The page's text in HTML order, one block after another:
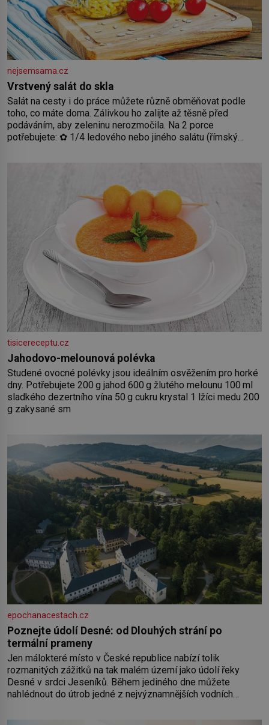
nejsemsama.cz
Vrstvený salát do skla
Salát na cesty i do práce můžete různě obměňovat podle
toho, co máte doma. Zálivkou ho zalijte až těsně před
podáváním, aby zeleninu nerozmočila. Na 2 porce
potřebujete: ✿ 1/4 ledového nebo jiného salátu (římský
2 rajčata Zálivka: ✿ 4 lžíce olivového oleje ✿ 1 lžíci citronové
tisicereceptu.cz
Jahodovo-melounová polévka
Studené ovocné polévky jsou ideálním osvěžením pro horké
dny. Potřebujete 200 g jahod 600 g žlutého melounu 100 ml
sladkého dezertního vína 50 g cukru krystal 1 lžíci medu 200
g zakysané sm
epochanacestach.cz
Poznejte údolí Desné: od Dlouhých strání po
termální prameny
Jen málokteré místo v České republice nabízí tolik
rozmanitých zážitků na tak malém území jako údolí řeky
Desné v srdci Jeseníků. Během jediného dne můžete
nahlédnout do útrob jedné z nejvýznamnějších vodních
koloběžce a den zakončit poznáváním památek ve Velkých